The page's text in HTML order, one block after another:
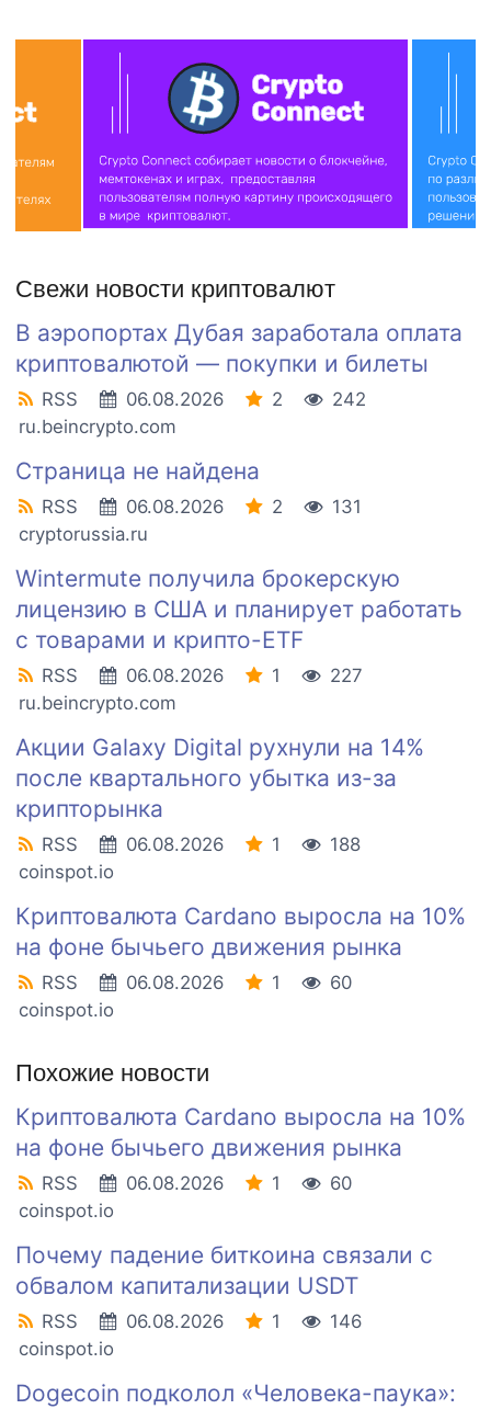
Свежи новости криптовалют
В аэропортах Дубая заработала оплата
криптовалютой — покупки и билеты
RSS 06.08.2026 2
242
ru.beincrypto.com
Страница не найдена
RSS 06.08.2026 2
131
cryptorussia.ru
Wintermute получила брокерскую
лицензию в США и планирует работать
с товарами и крипто-ETF
RSS 06.08.2026 1
227
ru.beincrypto.com
Акции Galaxy Digital рухнули на 14%
после квартального убытка из-за
крипторынка
RSS 06.08.2026 1
188
coinspot.io
Криптовалюта Cardano выросла на 10%
на фоне бычьего движения рынка
RSS 06.08.2026 1
60
coinspot.io
Похожие новости
Криптовалюта Cardano выросла на 10%
на фоне бычьего движения рынка
RSS 06.08.2026 1
60
coinspot.io
Почему падение биткоина связали с
обвалом капитализации USDT
RSS 06.08.2026 1
146
coinspot.io
Dogecoin подколол «Человека-паука»: